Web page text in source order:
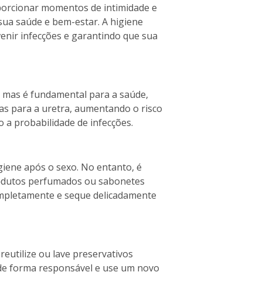
momentos de intimidade e
saúde e bem-estar. A higiene
infecções e garantindo que sua
é fundamental para a saúde,
para a uretra, aumentando o risco
probabilidade de infecções.
após o sexo. No entanto, é
perfumados ou sabonetes
e seque delicadamente
ou lave preservativos
forma responsável e use um novo